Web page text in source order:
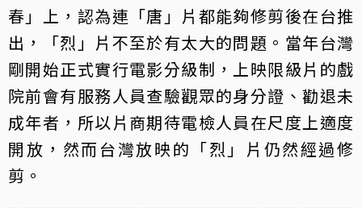
春」上，認為連「唐」片都能夠修剪後在台推
出，「烈」片不至於有太大的問題。當年台灣
剛開始正式實行電影分級制，上映限級片的戲
院前會有服務人員查驗觀眾的身分證、勸退未
成年者，所以片商期待電檢人員在尺度上適度
開放，然而台灣放映的「烈」片仍然經過修
剪。